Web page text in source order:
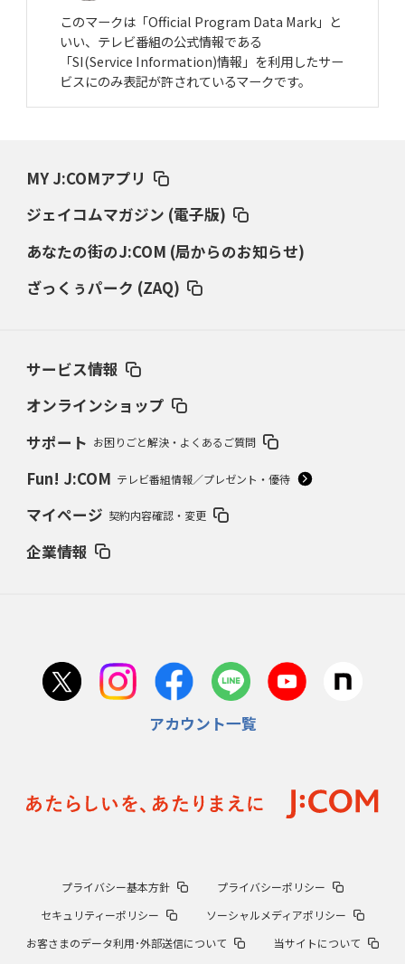
このマークは「Official Program Data Mark」と
いい、テレビ番組の公式情報である
「SI(Service Information)情報」を利用したサー
ビスにのみ表記が許されているマークです。
MY J:COMアプリ
ジェイコムマガジン (電子版)
あなたの街のJ:COM (局からのお知らせ)
ざっくぅパーク (ZAQ)
サービス情報
オンラインショップ
サポート お困りごと解決・よくあるご質問
Fun! J:COM テレビ番組情報／プレゼント・優待
マイページ 契約内容確認・変更
企業情報
アカウント一覧
プライバシー基本方針
プライバシーポリシー
セキュリティーポリシー
ソーシャルメディアポリシー
お客さまのデータ利用･外部送信について
当サイトについて